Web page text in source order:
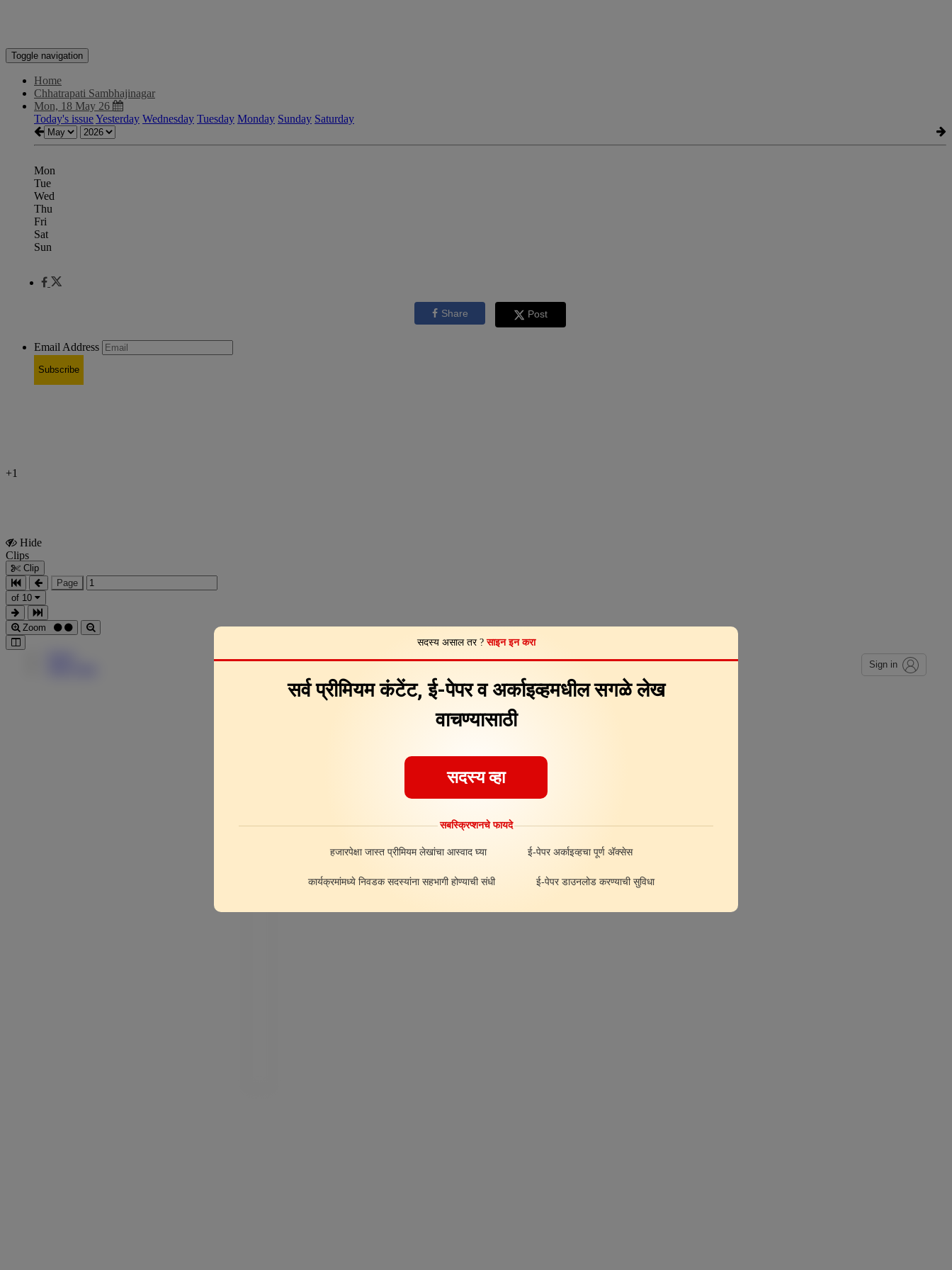
सदस्य असाल तर ?साइन इन करा
सर्व प्रीमियम कंटेंट, ई-पेपर व अर्काइव्हमधील सगळे लेख
वाचण्यासाठी
सदस्य व्हा
सबस्क्रिप्शनचे फायदे
हजारपेक्षा जास्त प्रीमियम लेखांचा आस्वाद घ्या ई-पेपर अर्काइव्हचा पूर्ण अ‍ॅक्सेस
कार्यक्रमांमध्ये निवडक सदस्यांना सहभागी होण्याची संधी ई-पेपर डाउनलोड करण्याची सुविधा
Toggle navigation
Home
Chhatrapati Sambhajinagar
Mon, 18 May 26
Today's issueYesterday Wednesday Tuesday Monday Sunday Saturday
Mon
Tue
Wed
Thu
Fri
Sat
Sun
Share Post
Email Address
Subscribe
+1
Hide
Clips
Clip
Page
of 10
Zoom
Sign in
Download Feedback About